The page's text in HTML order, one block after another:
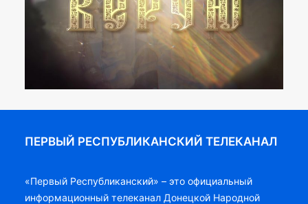
ПЕРВЫЙ РЕСПУБЛИКАНСКИЙ ТЕЛЕКАНАЛ
«Первый Республиканский» – это официальный
информационный телеканал Донецкой Народной